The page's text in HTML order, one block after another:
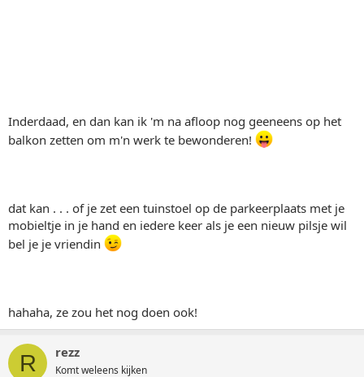
Inderdaad, en dan kan ik 'm na afloop nog geeneens op het
balkon zetten om m'n werk te bewonderen!
dat kan . . . of je zet een tuinstoel op de parkeerplaats met je
mobieltje in je hand en iedere keer als je een nieuw pilsje wil
bel je je vriendin
hahaha, ze zou het nog doen ook!
R rezz
Komt weleens kijken